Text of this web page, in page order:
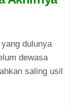
dulunya
dewasa
saling usil